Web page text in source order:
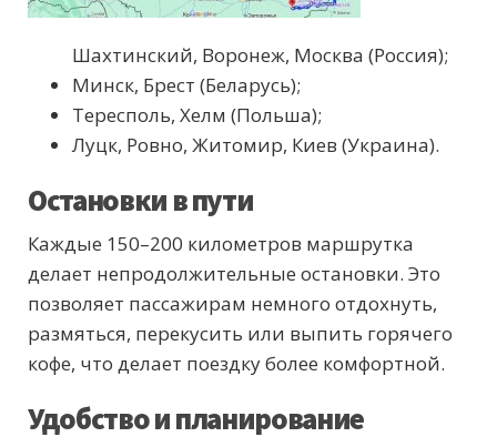
Шахтинский, Воронеж, Москва (Россия);
Минск, Брест (Беларусь);
Тересполь, Хелм (Польша);
Луцк, Ровно, Житомир, Киев (Украина).
Остановки в пути
Каждые 150–200 километров маршрутка
делает непродолжительные остановки. Это
позволяет пассажирам немного отдохнуть,
размяться, перекусить или выпить горячего
кофе, что делает поездку более комфортной.
Удобство и планирование